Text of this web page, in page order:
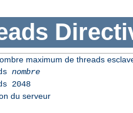
maximum de threads
nombre
2048
du serveur